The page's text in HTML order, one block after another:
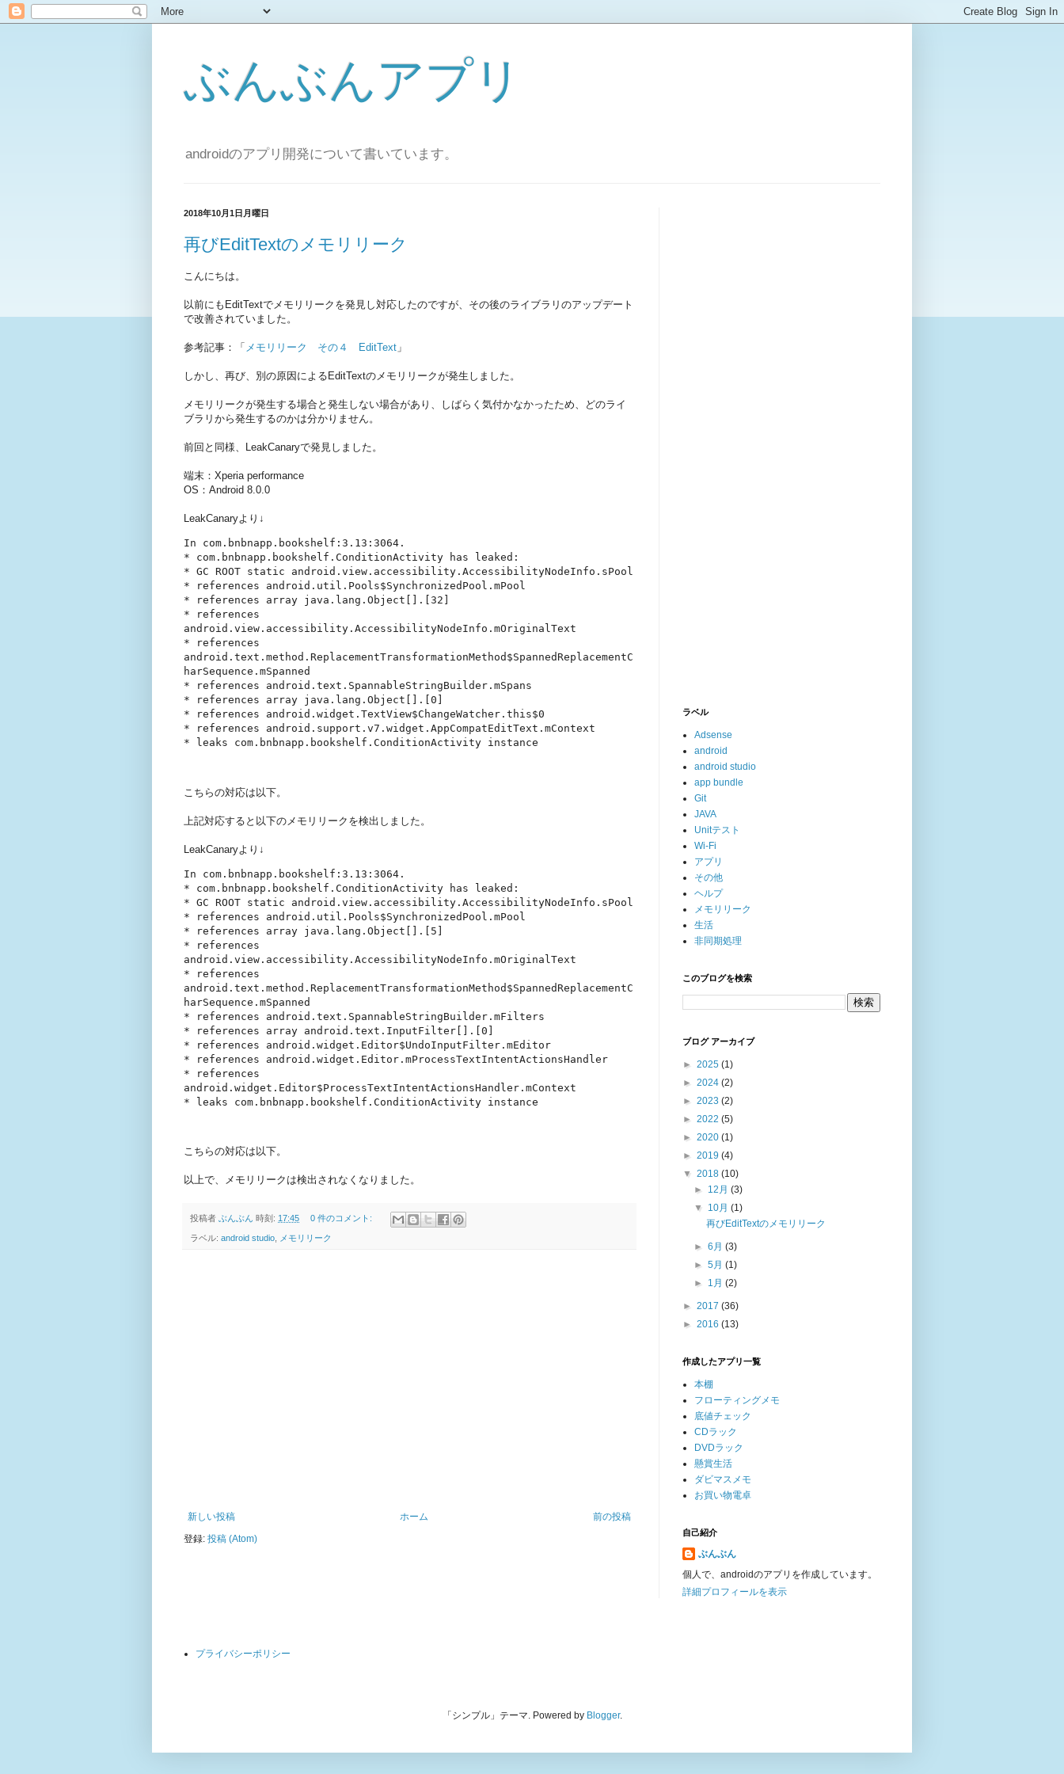
ぶんぶんアプリ
androidのアプリ開発について書いています。
2018年10月1日月曜日
再びEditTextのメモリリーク
こんにちは。
以前にもEditTextでメモリリークを発見し対応したのですが、その後のライブラリのアップデート
で改善されていました。
参考記事：「 メモリリーク その４ EditText 」
しかし、再び、別の原因によるEditTextのメモリリークが発生しました。
メモリリークが発生する場合と発生しない場合があり、しばらく気付かなかったため、どのライ
ブラリから発生するのかは分かりません。
前回と同様、LeakCanaryで発見しました。
端末：Xperia performance
OS：Android 8.0.0
LeakCanaryより↓
In com.bnbnapp.bookshelf:3.13:3064.
* com.bnbnapp.bookshelf.ConditionActivity has leaked:
* GC ROOT static android.view.accessibility.AccessibilityNodeInfo.sPool
* references android.util.Pools$SynchronizedPool.mPool
* references array java.lang.Object[].[32]
* references
android.view.accessibility.AccessibilityNodeInfo.mOriginalText
* references
android.text.method.ReplacementTransformationMethod$SpannedReplacementC
harSequence.mSpanned
* references android.text.SpannableStringBuilder.mSpans
* references array java.lang.Object[].[0]
* references android.widget.TextView$ChangeWatcher.this$0
* references android.support.v7.widget.AppCompatEditText.mContext
* leaks com.bnbnapp.bookshelf.ConditionActivity instance
こちらの対応は以下。
上記対応すると以下のメモリリークを検出しました。
LeakCanaryより↓
In com.bnbnapp.bookshelf:3.13:3064.
* com.bnbnapp.bookshelf.ConditionActivity has leaked:
* GC ROOT static android.view.accessibility.AccessibilityNodeInfo.sPool
* references android.util.Pools$SynchronizedPool.mPool
* references array java.lang.Object[].[5]
* references
android.view.accessibility.AccessibilityNodeInfo.mOriginalText
* references
android.text.method.ReplacementTransformationMethod$SpannedReplacementC
harSequence.mSpanned
* references android.text.SpannableStringBuilder.mFilters
* references array android.text.InputFilter[].[0]
* references android.widget.Editor$UndoInputFilter.mEditor
* references android.widget.Editor.mProcessTextIntentActionsHandler
* references
android.widget.Editor$ProcessTextIntentActionsHandler.mContext
* leaks com.bnbnapp.bookshelf.ConditionActivity instance
こちらの対応は以下。
以上で、メモリリークは検出されなくなりました。
投稿者 ぶんぶん 時刻: 17:45 0 件のコメント:
ラベル: android studio メモリリーク
新しい投稿 前の投稿
ホーム
登録: 投稿 (Atom)
ラベル
Adsense
android
android studio
app bundle
Git
JAVA
Unitテスト
Wi-Fi
アプリ
その他
ヘルプ
メモリリーク
生活
非同期処理
このブログを検索
ブログ アーカイブ
► 2025 (1)
► 2024 (2)
► 2023 (2)
► 2022 (5)
► 2020 (1)
► 2019 (4)
▼ 2018 (10)
► 12月(3)
▼ 10月(1)
再びEditTextのメモリリーク
►6月(3)
►5月(1)
► 1月(2)
► 2017 (36)
► 2016 (13)
作成したアプリ一覧
本棚
フローティングメモ
底値チェック
CDラック
DVDラック
懸賞生活
ダビマスメモ
お買い物電卓
自己紹介
ぶんぶん
個人で、androidのアプリを作成しています。
詳細プロフィールを表示
プライバシーポリシー
「シンプル」テーマ. Powered by Blogger.